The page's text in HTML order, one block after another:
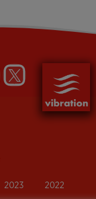
2023 2022